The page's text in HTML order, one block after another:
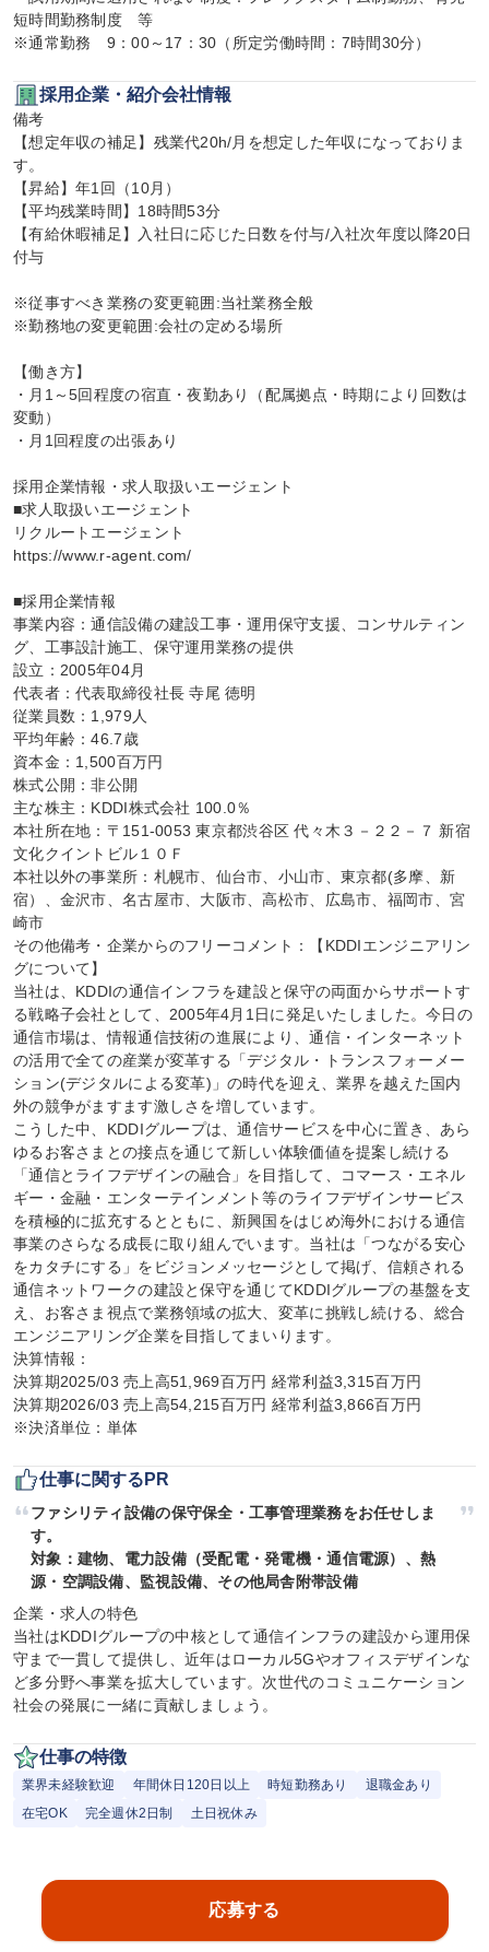
短時間勤務制度　等
※通常勤務　9：00～17：30（所定労働時間：7時間30分）
採用企業・紹介会社情報
備考
【想定年収の補足】残業代20h/月を想定した年収になっておりま
す。
【昇給】年1回（10月）
【平均残業時間】18時間53分
【有給休暇補足】入社日に応じた日数を付与/入社次年度以降20日
付与
※従事すべき業務の変更範囲:当社業務全般
※勤務地の変更範囲:会社の定める場所
【働き方】
・月1～5回程度の宿直・夜勤あり（配属拠点・時期により回数は
変動）
・月1回程度の出張あり
採用企業情報・求人取扱いエージェント
■求人取扱いエージェント
リクルートエージェント
https://www.r-agent.com/
■採用企業情報
事業内容：通信設備の建設工事・運用保守支援、コンサルティン
グ、工事設計施工、保守運用業務の提供
設立：2005年04月
代表者：代表取締役社長 寺尾 徳明
従業員数：1,979人
平均年齢：46.7歳
資本金：1,500百万円
株式公開：非公開
主な株主：KDDI株式会社 100.0％
本社所在地：〒151-0053 東京都渋谷区 代々木３－２２－７ 新宿
文化クイントビル１０Ｆ
本社以外の事業所：札幌市、仙台市、小山市、東京都(多摩、新
宿）、金沢市、名古屋市、大阪市、高松市、広島市、福岡市、宮
崎市
その他備考・企業からのフリーコメント：【KDDIエンジニアリン
グについて】
当社は、KDDIの通信インフラを建設と保守の両面からサポートす
る戦略子会社として、2005年4月1日に発足いたしました。今日の
通信市場は、情報通信技術の進展により、通信・インターネット
の活用で全ての産業が変革する「デジタル・トランスフォーメー
ション(デジタルによる変革)」の時代を迎え、業界を越えた国内
外の競争がますます激しさを増しています。
こうした中、KDDIグループは、通信サービスを中心に置き、あら
ゆるお客さまとの接点を通じて新しい体験価値を提案し続ける
「通信とライフデザインの融合」を目指して、コマース・エネル
ギー・金融・エンターテインメント等のライフデザインサービス
を積極的に拡充するとともに、新興国をはじめ海外における通信
事業のさらなる成長に取り組んでいます。当社は「つながる安心
をカタチにする」をビジョンメッセージとして掲げ、信頼される
通信ネットワークの建設と保守を通じてKDDIグループの基盤を支
え、お客さま視点で業務領域の拡大、変革に挑戦し続ける、総合
エンジニアリング企業を目指してまいります。
決算情報：
決算期2025/03 売上高51,969百万円 経常利益3,315百万円
決算期2026/03 売上高54,215百万円 経常利益3,866百万円
※決済単位：単体
仕事に関するPR
ファシリティ設備の保守保全・工事管理業務をお任せしま
す。
対象：建物、電力設備（受配電・発電機・通信電源）、熱
源・空調設備、監視設備、その他局舎附帯設備
企業・求人の特色
当社はKDDIグループの中核として通信インフラの建設から運用保
守まで一貫して提供し、近年はローカル5Gやオフィスデザインな
ど多分野へ事業を拡大しています。次世代のコミュニケーション
社会の発展に一緒に貢献しましょう。
仕事の特徴
業界未経験歓迎 年間休日120日以上 時短勤務あり
退職金あり
在宅OK
完全週休2日制 土日祝休み
応募する